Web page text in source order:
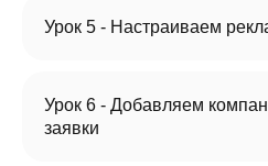
Урок 5 - Настраиваем
Урок 6 - Добавляем
заявки
СТОИЛО
ПОД ЗАКАЗ?